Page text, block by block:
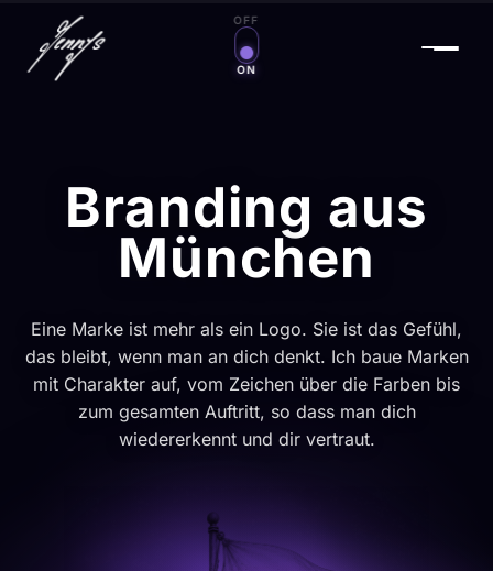
OFF
ON
Zauberwelt an/aus
Branding aus
München
Eine Marke ist mehr als ein Logo. Sie ist das Gefühl,
das bleibt, wenn man an dich denkt. Ich baue Marken
mit Charakter auf, vom Zeichen über die Farben bis
zum gesamten Auftritt, so dass man dich
wiedererkennt und dir vertraut.